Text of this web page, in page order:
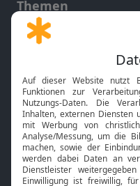
Themen
Gott und Bibel erklärt
Neuigkeiten